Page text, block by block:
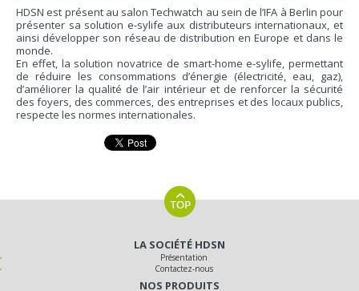
HDSN est présent au salon Techwatch au sein de l’IFA à Berlin pour
présenter sa solution e-sylife aux distributeurs internationaux, et
ainsi développer son réseau de distribution en Europe et dans le
monde.
En effet, la solution novatrice de smart-home e-sylife, permettant
de réduire les consommations d’énergie (électricité, eau, gaz),
d’améliorer la qualité de l’air intérieur et de renforcer la sécurité
des foyers, des commerces, des entreprises et des locaux publics,
respecte les normes internationales.
LA SOCIÉTÉ HDSN
Présentation
Contactez-nous
NOS PRODUITS